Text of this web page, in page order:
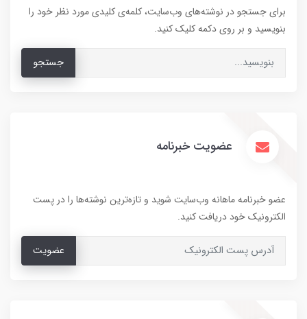
برای جستجو در نوشته‌های وب‌سایت، کلمه‌ی کلیدی مورد نظر خود را
بنویسید و بر روی دکمه کلیک کنید.
جستجو
عضویت خبرنامه
عضو خبرنامه ماهانه وب‌سایت شوید و تازه‌ترین نوشته‌ها را در پست
الکترونیک خود دریافت کنید.
عضویت